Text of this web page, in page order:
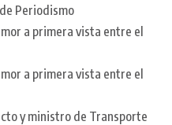
Periodismo
a primera vista entre el
a primera vista entre el
y ministro de Transporte